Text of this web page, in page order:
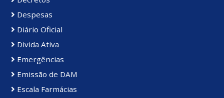
Despesas
Diário Oficial
Divida Ativa
Emergências
Emissão de DAM
Escala Farmácias